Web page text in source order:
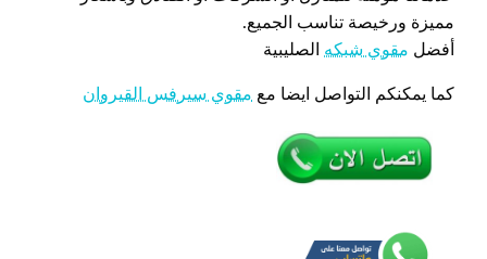
مميزة ورخيصة تناسب الجميع.
أفضل مقوي شبكه الصليبية
كما يمكنكم التواصل ايضا مع مقوي سيرفس القيروان